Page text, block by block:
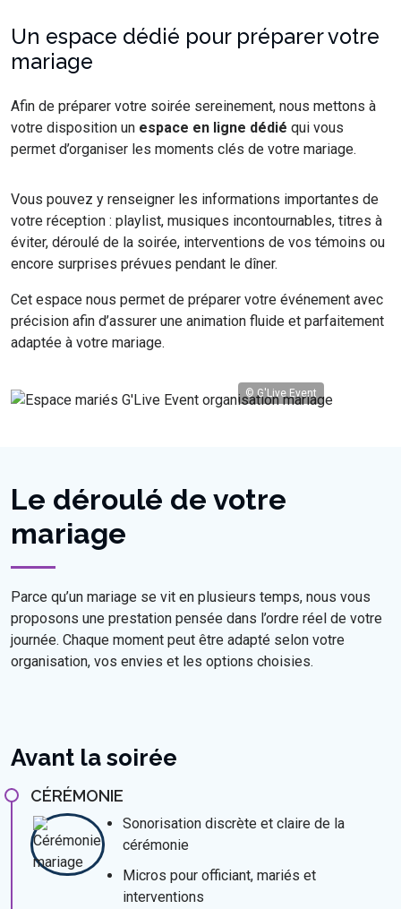
Un espace dédié pour préparer votre
mariage
Afin de préparer votre soirée sereinement, nous mettons à
votre disposition un espace en ligne dédié qui vous
permet d’organiser les moments clés de votre mariage.
Vous pouvez y renseigner les informations importantes de
votre réception : playlist, musiques incontournables, titres à
éviter, déroulé de la soirée, interventions de vos témoins ou
encore surprises prévues pendant le dîner.
Cet espace nous permet de préparer votre événement avec
précision afin d’assurer une animation fluide et parfaitement
adaptée à votre mariage.
© G'Live Event
Le déroulé de votre
mariage
Parce qu’un mariage se vit en plusieurs temps, nous vous
proposons une prestation pensée dans l’ordre réel de votre
journée. Chaque moment peut être adapté selon votre
organisation, vos envies et les options choisies.
Avant la soirée
CÉRÉMONIE
Sonorisation discrète et claire de la
cérémonie
Micros pour officiant, mariés et
interventions